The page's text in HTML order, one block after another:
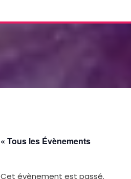
« Tous les Évènements
Cet évènement est passé.